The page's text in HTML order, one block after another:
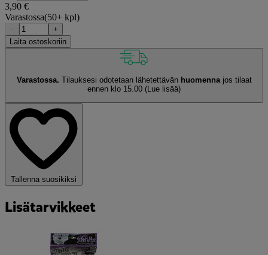
3,90 €
Varastossa(50+ kpl)
−
+
Laita ostoskoriin
Varastossa. Tilauksesi odotetaan lähetettävän huomennajos tilaat
ennen klo 15.00 (Lue lisää)
Tallenna suosikiksi
Lisätarvikkeet